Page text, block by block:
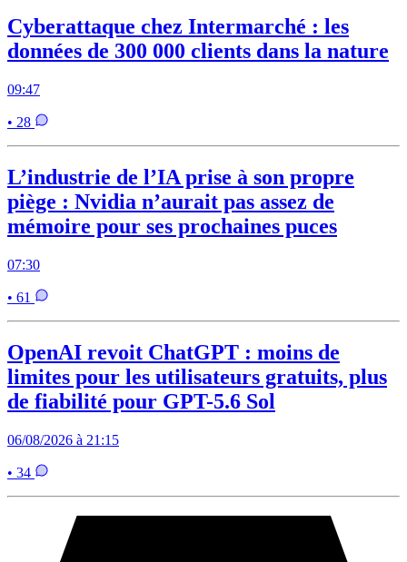
Cyberattaque chez Intermarché : les
données de 300 000 clients dans la nature
09:47
• 28
L’industrie de l’IA prise à son propre
piège : Nvidia n’aurait pas assez de
mémoire pour ses prochaines puces
07:30
• 61
OpenAI revoit ChatGPT : moins de
limites pour les utilisateurs gratuits, plus
de fiabilité pour GPT-5.6 Sol
06/08/2026 à 21:15
• 34